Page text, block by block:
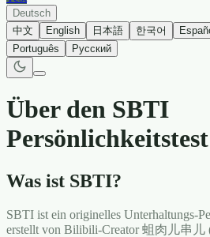
Deutsch
中文
English 日本語 한국어
Português
Русский
Über den SBTI
Persönlichkeitstest
Was ist SBTI?
SBTI ist ein originelles Unterhaltungs-
erstellt von Bilibili-Creator 蛆肉儿串儿